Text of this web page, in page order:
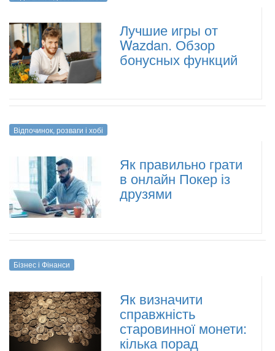
Лучшие игры от
Wazdan. Обзор
бонусных функций
Відпочинок, розваги і хобі
Як правильно грати
в онлайн Покер із
друзями
Бізнес і Фінанси
Як визначити
справжність
старовинної монети:
кілька порад